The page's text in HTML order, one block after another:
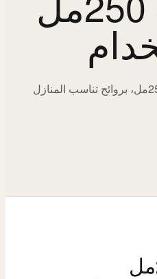
مجموعة متنوعة من زيوت 250مل، بروائح تناسب المنازل